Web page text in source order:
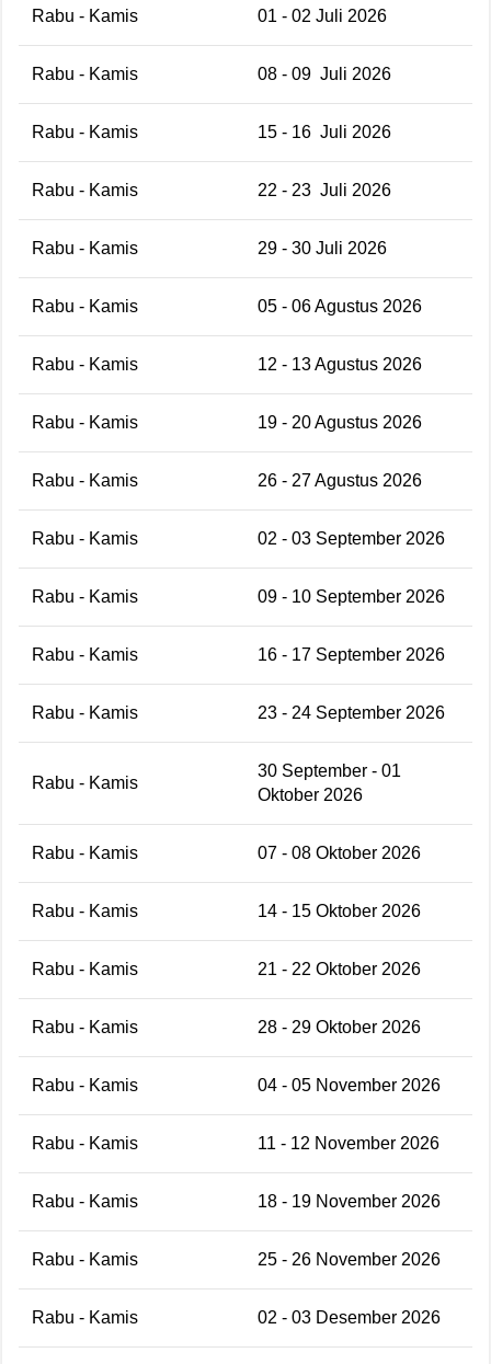
Rabu - Kamis 01 - 02 Juli 2026
Rabu - Kamis 08 - 09 Juli 2026
Rabu - Kamis 15 - 16 Juli 2026
Rabu - Kamis 22 - 23 Juli 2026
Rabu - Kamis 29 - 30 Juli 2026
Rabu - Kamis 05 - 06 Agustus 2026
Rabu - Kamis 12 - 13 Agustus 2026
Rabu - Kamis 19 - 20 Agustus 2026
Rabu - Kamis 26 - 27 Agustus 2026
Rabu - Kamis 02 - 03 September 2026
Rabu - Kamis 09 - 10 September 2026
Rabu - Kamis 16 - 17 September 2026
Rabu - Kamis 23 - 24 September 2026
Rabu - Kamis
30 September - 01
Oktober 2026
Rabu - Kamis 07 - 08 Oktober 2026
Rabu - Kamis 14 - 15 Oktober 2026
Rabu - Kamis 21 - 22 Oktober 2026
Rabu - Kamis 28 - 29 Oktober 2026
Rabu - Kamis 04 - 05 November 2026
Rabu - Kamis 11 - 12 November 2026
Rabu - Kamis 18 - 19 November 2026
Rabu - Kamis 25 - 26 November 2026
Rabu - Kamis 02 - 03 Desember 2026